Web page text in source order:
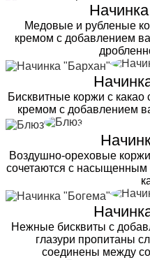
Медовые и рубленые
кремом с добавлением
Бисквитные коржи с
кремом с добавлением
Воздушно-ореховые
сочетаются с
Нежные бисквиты с
глазури пропитаны
соединены между